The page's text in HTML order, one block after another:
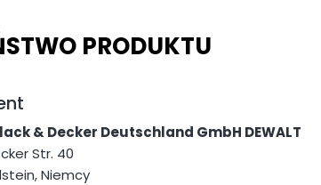
PRODUKTU
& Decker Deutschland GmbH DEWALT
Str. 40
Niemcy